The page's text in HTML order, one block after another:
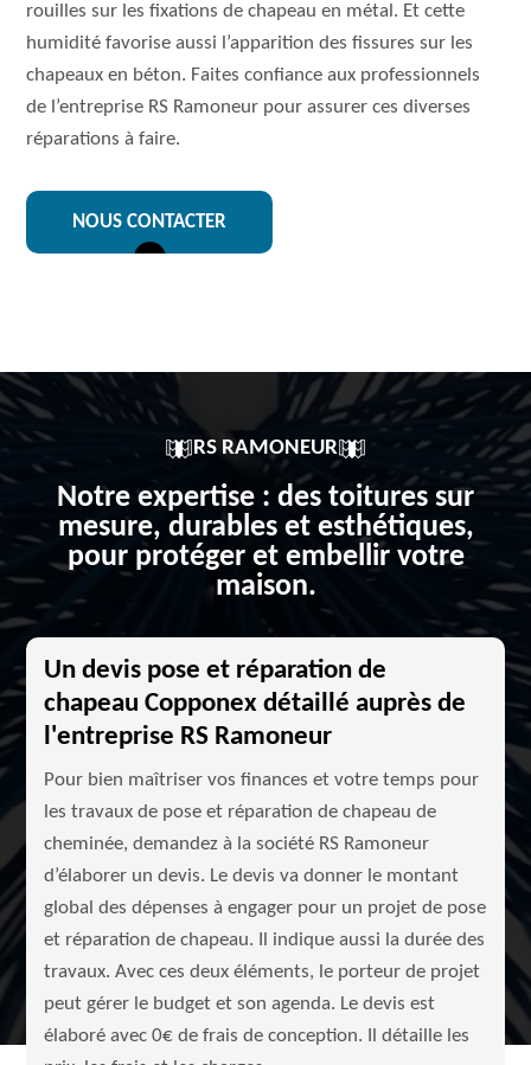
rouilles sur les fixations de chapeau en métal. Et cette
humidité favorise aussi l’apparition des fissures sur les
chapeaux en béton. Faites confiance aux professionnels
de l’entreprise RS Ramoneur pour assurer ces diverses
réparations à faire.
NOUS CONTACTER
RS RAMONEUR
Notre expertise : des toitures sur
mesure, durables et esthétiques,
pour protéger et embellir votre
maison.
Un devis pose et réparation de
chapeau Copponex détaillé auprès de
l'entreprise RS Ramoneur
Pour bien maîtriser vos finances et votre temps pour
les travaux de pose et réparation de chapeau de
cheminée, demandez à la société RS Ramoneur
d’élaborer un devis. Le devis va donner le montant
global des dépenses à engager pour un projet de pose
et réparation de chapeau. Il indique aussi la durée des
travaux. Avec ces deux éléments, le porteur de projet
peut gérer le budget et son agenda. Le devis est
élaboré avec 0€ de frais de conception. Il détaille les